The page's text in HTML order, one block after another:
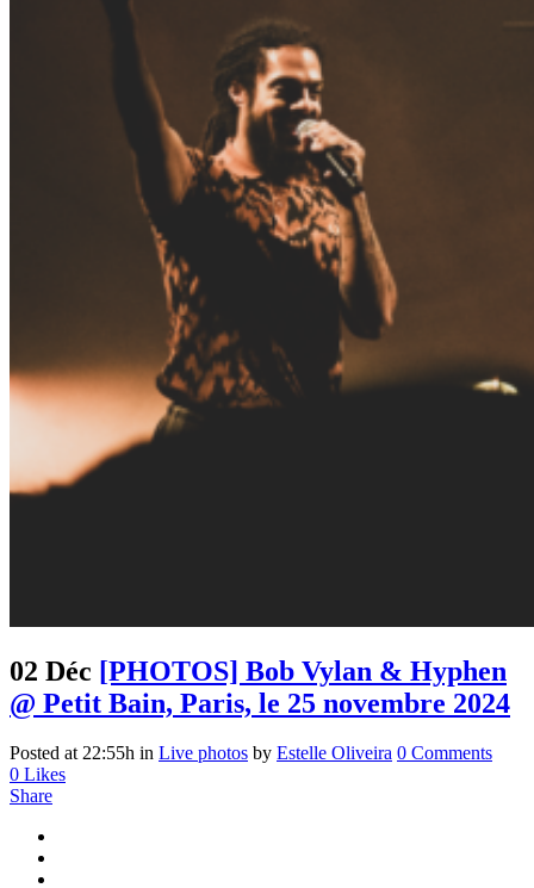
02 Déc [PHOTOS] Bob Vylan & Hyphen
@ Petit Bain, Paris, le 25 novembre 2024
Posted at 22:55h in Live photos by Estelle Oliveira 0 Comments
0 Likes
Share